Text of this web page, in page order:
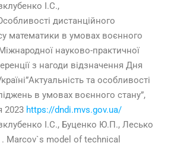
І.С.,
дистанційного
математики в умовах воєнного
науково-практичної
з нагоди відзначення Дня
та особливості
в умовах воєнного стану”,
2023 https://dndi.mvs.gov.ua/
І.С., Буценко Ю.П., Лесько
. Marcov`s model of technical